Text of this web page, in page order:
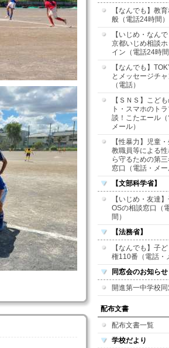
【なんでも】教
般（電話24時間）
【いじめ・なん
京都いじめ相談ホ
イン（電話24時間
【なんでも】
とメッセージチ
（電話）
【ＳＮＳ】こど
ト・スマホのト
談！こたエール（
メール）
【性暴力】児童
教職員等による
ら守るための第
窓口（電話・メー
【文部科学省】
【いじめ・友達
OSの相談窓口（
間）
【法務省】
【なんでも】子
権110番（電話・
同窓会のお知らせ
開進第一中学校
配布文書
配布文書一覧
学校だより